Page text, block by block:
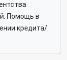
Помощь в
кредита/